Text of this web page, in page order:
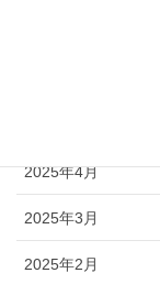
2025年4月
2025年3月
2025年2月